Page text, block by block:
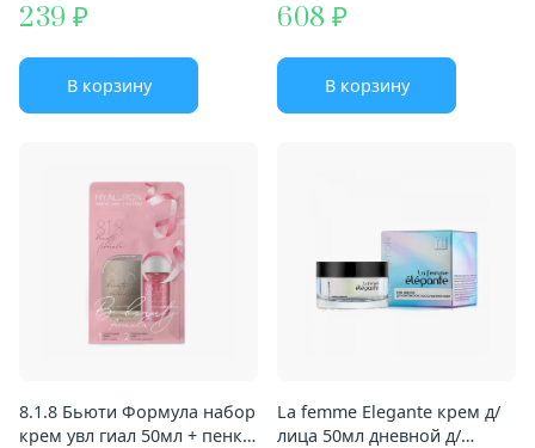
239
В корзину
608
В корзину
8.1.8 Бьюти Формула набор
крем увл гиал 50мл + пенка
La femme Elegante крем д/
лица 50мл дневной д/